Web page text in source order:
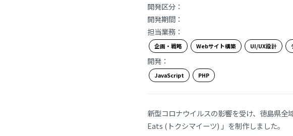
開発区分：
開発期間：
担当業務：
企画・戦略 Webサイト構築 UI/UX設計
開発：
JavaScript PHP
新型コロナウイルスの影響を受け、徳島県
Eats (トクシマイーツ) 」を制作しました。